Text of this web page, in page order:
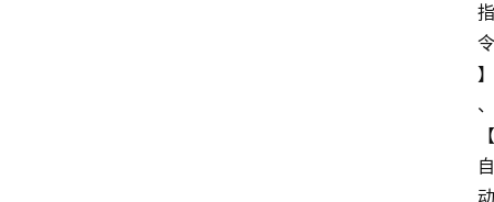
指
令
】
、
【
自
动